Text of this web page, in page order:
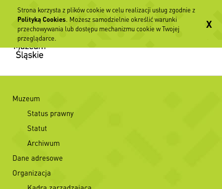
Muzeum
Status prawny
Statut
Archiwum
Dane adresowe
Organizacja
Strona korzysta z plików cookie w celu realizacji usług zgodnie z
Polityką Cookies. Możesz samodzielnie określić warunki
przechowywania lub dostępu mechanizmu cookie w Twojej
przeglądarce.
X